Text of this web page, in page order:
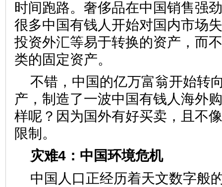
时间跑路。奢侈品在中国销售强
很多中国有钱人开始对国内市场
投资外汇等易于转换的资产，而
类的固定资产。
不错，中国的亿万富翁开始转
产，制造了一波中国有钱人海外
样呢？因为国外有好买卖，且不
限制。
灾难4：中国环境危机
中国人口正经历着天文数字般